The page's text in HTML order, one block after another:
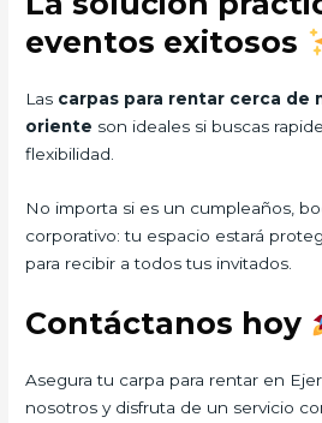
eventos exitosos
Las carpas para rentar cerca de
oriente son ideales si buscas
flexibilidad.
No importa si es un cumpleaños,
corporativo: tu espacio estará
para recibir a todos tus invitados.
Contáctanos hoy
Asegura tu carpa para rentar en
nosotros y disfruta de un servicio